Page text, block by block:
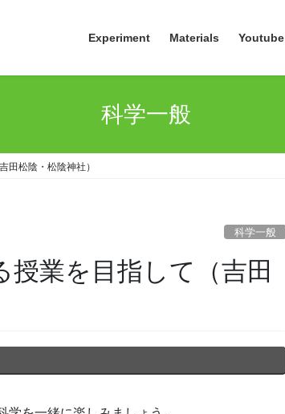
Experiment Materials Youtube
科学一般
田松陰・松陰神社）
科学一般
業を目指して（吉田